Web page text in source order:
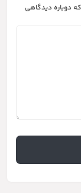
دوباره دیدگاهی